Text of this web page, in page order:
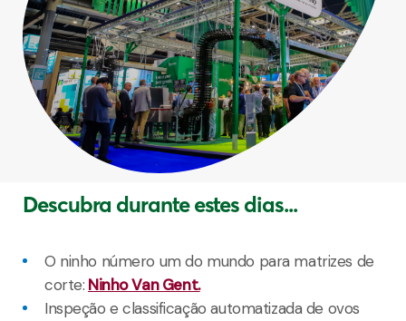
Descubra durante estes dias...
O ninho número um do mundo para matrizes de
corte: Ninho Van Gent.
Inspeção e classificação automatizada de ovos